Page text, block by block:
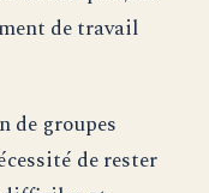
de travail
de groupes
de rester